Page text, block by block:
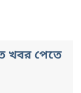
খবর পেতে